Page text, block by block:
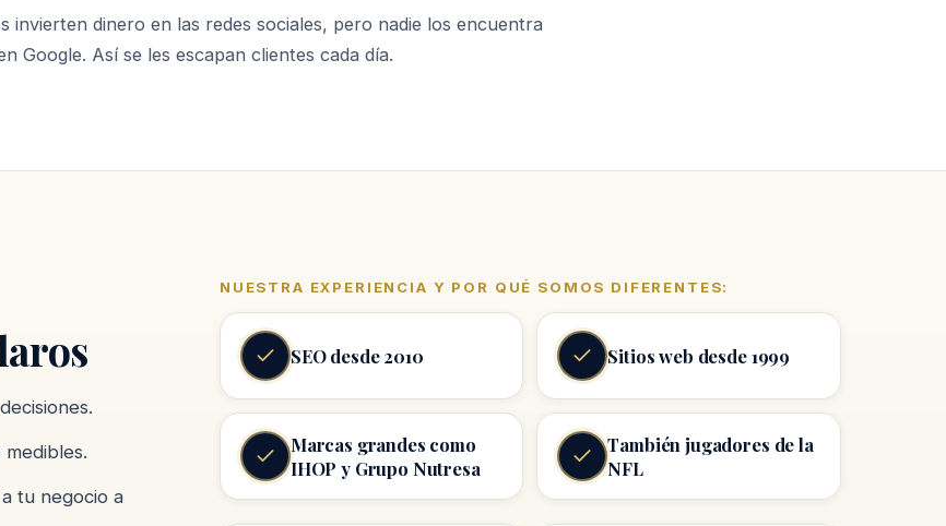
invierten dinero en las redes sociales, pero nadie los encuentra
Google. Así se les escapan clientes cada día.
tu negocio a
NUESTRA EXPERIENCIA Y POR QUÉ SOMOS DIFERENTES:
SEO desde 2010 Sitios web desde 1999
Marcas grandes como
IHOP y Grupo Nutresa
También jugadores de la
NFL